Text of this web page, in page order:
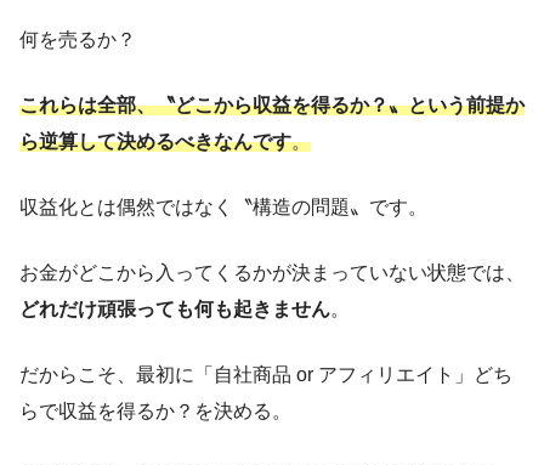
何を売るか？
これらは全部、〝どこから収益を得るか？〟という前提か
ら逆算して決めるべきなんです。
収益化とは偶然ではなく〝構造の問題〟です。
お金がどこから入ってくるかが決まっていない状態では、
どれだけ頑張っても何も起きません。
だからこそ、最初に「自社商品 or アフィリエイト」どち
らで収益を得るか？を決める。